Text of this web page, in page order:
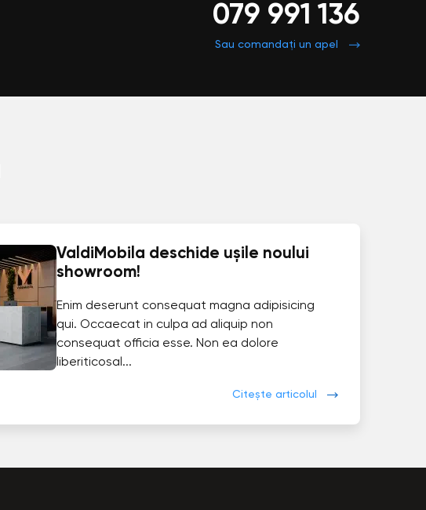
079 991 136
Sau comandați un apel
ValdiMobila deschide ușile noului
showroom!
Enim deserunt consequat magna adipisicing
qui. Occaecat in culpa ad aliquip non
consequat officia esse. Non ea dolore
liberiticosal...
Citește articolul